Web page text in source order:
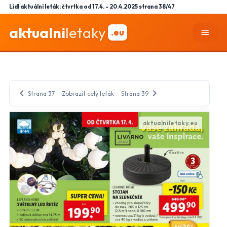
Lidl aktuální leták: čtvrtka od 17.4. - 20.4.2025 strana 38/47
aktualniletaky .eu menu
chevron_left Strana 37 Zobrazit celý leták Strana 39chevron_right